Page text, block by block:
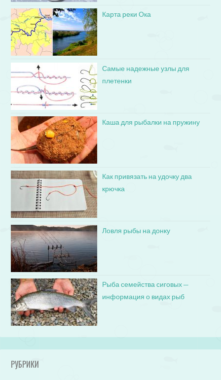
Карта реки Ока
Самые надежные узлы для
плетенки
Каша для рыбалки на пружину
Как привязать на удочку два
крючка
Ловля рыбы на донку
Рыба семейства сиговых —
информация о видах рыб
РУБРИКИ